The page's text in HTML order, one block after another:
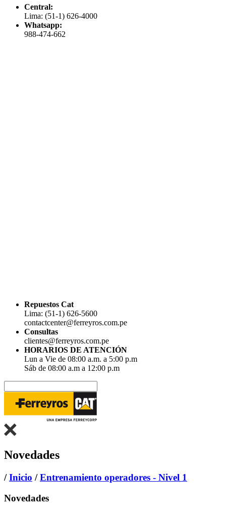
Central:
Lima: (51-1) 626-4000
Whatsapp:
988-474-662
Repuestos Cat
Lima: (51-1) 626-5600
contactcenter@ferreyros.com.pe
Consultas
clientes@ferreyros.com.pe
HORARIOS DE ATENCIÓN
Lun a Vie de 08:00 a.m. a 5:00 p.m
Sáb de 08:00 a.m a 12:00 p.m
Novedades
/Inicio /Entrenamiento operadores - Nivel 1
Novedades